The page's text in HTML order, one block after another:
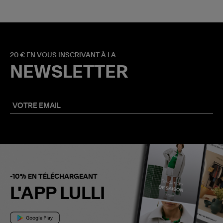
20 € EN VOUS INSCRIVANT À LA
NEWSLETTER
-10% EN TÉLÉCHARGEANT
L'APP LULLI